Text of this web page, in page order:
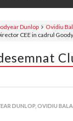
Dunlop Ovidiu
CEE in cadrul
DUNLOP, OVIDIU